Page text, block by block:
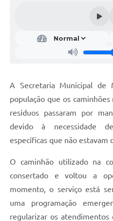
A Secretaria Municipal de
população que os
resíduos passaram por
devido à necessidade
específicas que não estavam
O caminhão utilizado na
consertado e voltou a
momento, o serviço está
uma programação
regularizar os atendimentos